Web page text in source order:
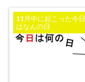
11月中に起こった今日
はなんの日